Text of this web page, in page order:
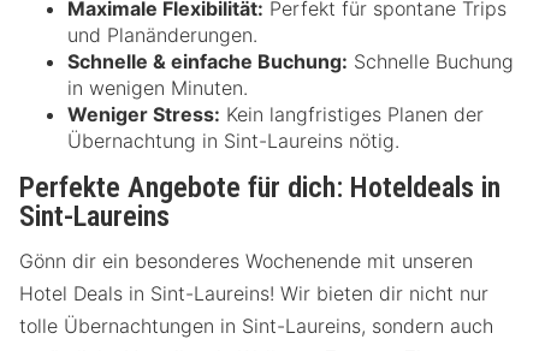
Maximale Flexibilität: Perfekt für spontane Trips
und Planänderungen.
Schnelle & einfache Buchung: Schnelle Buchung
in wenigen Minuten.
Weniger Stress: Kein langfristiges Planen der
Übernachtung in Sint-Laureins nötig.
Perfekte Angebote für dich: Hoteldeals in
Sint-Laureins
Gönn dir ein besonderes Wochenende mit unseren
Hotel Deals in Sint-Laureins! Wir bieten dir nicht nur
tolle Übernachtungen in Sint-Laureins, sondern auch